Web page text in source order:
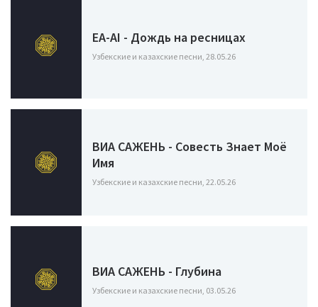
EA-AI - Дождь на ресницах
Узбекские и казахские песни, 28.05.26
ВИА САЖЕНЬ - Совесть Знает Моё
Имя
Узбекские и казахские песни, 22.05.26
ВИА САЖЕНЬ - Глубина
Узбекские и казахские песни, 03.05.26